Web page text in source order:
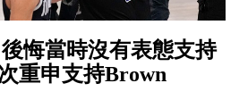
悔當時沒有表態支持
重申支持Brown